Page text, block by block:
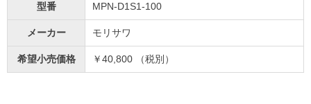
型番 MPN-D1S1-100
メーカー モリサワ
希望小売価格 ￥40,800 （税別）